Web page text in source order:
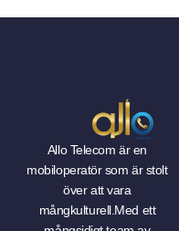
Allo Telecom är en
mobiloperatör som är stolt
över att vara
mångkulturell.Med ett